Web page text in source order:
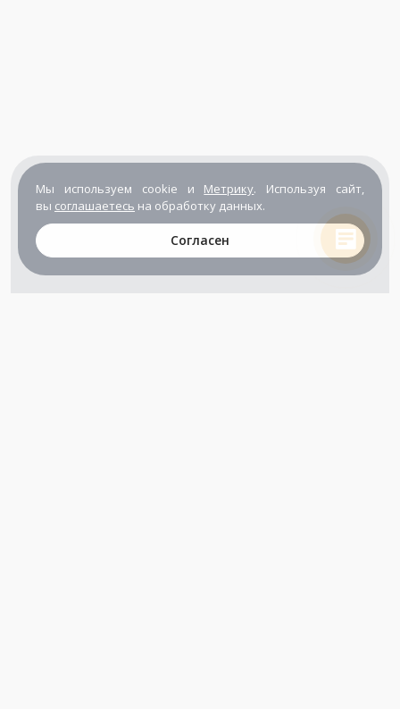
Мы используем cookie и Метрику. Используя сайт,
вы соглашаетесь на обработку данных.
Согласен